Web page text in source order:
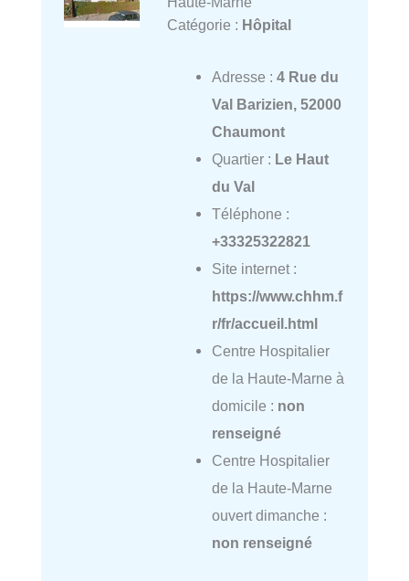
Catégorie : Hôpital
Adresse : 4 Rue du
Val Barizien, 52000
Chaumont
Quartier : Le Haut
du Val
Téléphone :
+33325322821
Site internet :
https://www.chhm.f
r/fr/accueil.html
Centre Hospitalier
de la Haute-Marne à
domicile : non
renseigné
Centre Hospitalier
de la Haute-Marne
ouvert dimanche :
non renseigné